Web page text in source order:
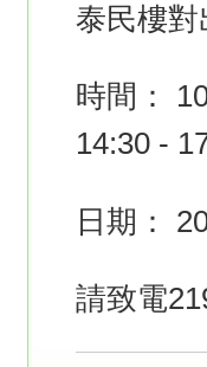
泰民樓對
時
14:30 -
日期：
請致電